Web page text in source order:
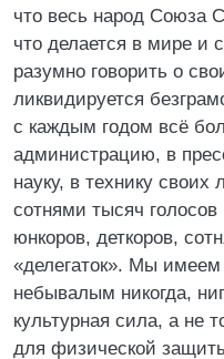
что весь народ Союза
что делается в мире и
разумно говорить о
ликвидируется
с каждым годом всё
администрацию, в
науку, в технику
сотнями тысяч голосов
юнкоров, деткоров,
«делегаток». Мы
небывалым никогда,
культурная сила, а не
для физической